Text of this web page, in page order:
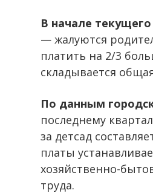
В начале
— жалуются
платить на 2/3
складывается
По данным
последнему
за детсад
платы
хозяйственно-
труда.